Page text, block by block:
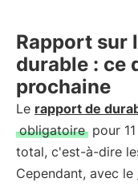
Rapport sur
durable : ce
prochaine
Le rapport de
obligatoire pour
total, c'est-à-dire
Cependant, avec le